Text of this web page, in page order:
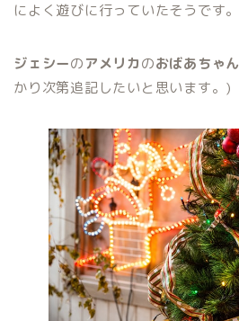
によく遊びに行っていたそうです。
ジェシーのアメリカのおばあちゃん
かり次第追記したいと思います。)